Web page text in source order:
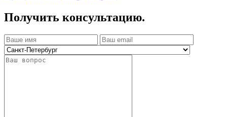
Получить консультацию.